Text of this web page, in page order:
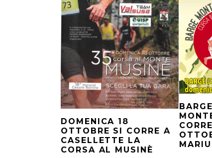
DOMENICA 18
OTTOBRE SI CORRE A
CASELLETTE LA
CORSA AL MUSINÈ